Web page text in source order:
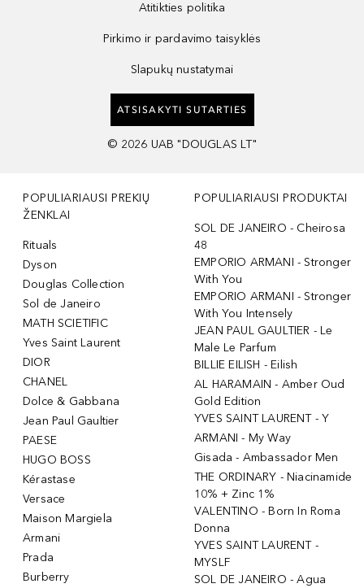
Atitikties politika
Pirkimo ir pardavimo taisyklės
Slapukų nustatymai
ATSISAKYTI SUTARTIES
© 2026 UAB "DOUGLAS LT"
POPULIARIAUSI PREKIŲ
ŽENKLAI
Rituals
Dyson
Douglas Collection
Sol de Janeiro
MATH SCIETIFIC
Yves Saint Laurent
DIOR
CHANEL
Dolce & Gabbana
Jean Paul Gaultier
PAESE
HUGO BOSS
Kérastase
Versace
Maison Margiela
Armani
Prada
Burberry
POPULIARIAUSI PRODUKTAI
SOL DE JANEIRO - Cheirosa
48
EMPORIO ARMANI - Stronger
With You
EMPORIO ARMANI - Stronger
With You Intensely
JEAN PAUL GAULTIER - Le
Male Le Parfum
BILLIE EILISH - Eilish
AL HARAMAIN - Amber Oud
Gold Edition
YVES SAINT LAURENT - Y
ARMANI - My Way
Gisada - Ambassador Men
THE ORDINARY - Niacinamide
10% + Zinc 1%
VALENTINO - Born In Roma
Donna
YVES SAINT LAURENT -
MYSLF
SOL DE JANEIRO - Agua